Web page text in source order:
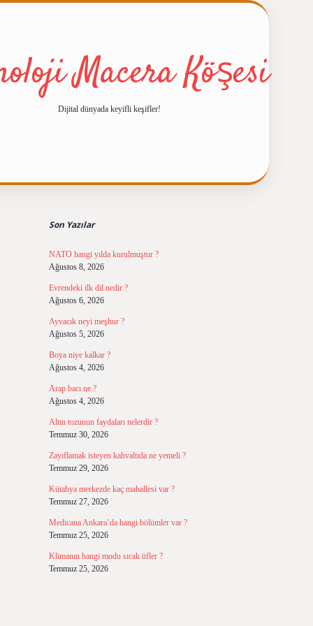
Macera Köşesi
Dijital dünyada keyifli keşifler!
Son Yazılar
NATO hangi yılda kurulmuştur ?
Ağustos 8, 2026
Evrendeki ilk dil nedir ?
Ağustos 6, 2026
Ayvacık neyi meşhur ?
Ağustos 5, 2026
Boya niye kalkar ?
Ağustos 4, 2026
Arap bacı ne ?
Ağustos 4, 2026
Altın tozunun faydaları nelerdir ?
Temmuz 30, 2026
Zayıflamak isteyen kahvaltıda ne yemeli ?
Temmuz 29, 2026
Kütahya merkezde kaç mahallesi var ?
Temmuz 27, 2026
Medicana Ankara’da hangi bölümler var ?
Temmuz 25, 2026
Klimanın hangi modu sıcak üfler ?
Temmuz 25, 2026